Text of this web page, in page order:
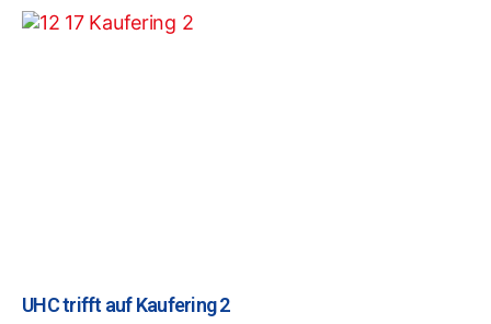
UHC trifft auf Kaufering 2